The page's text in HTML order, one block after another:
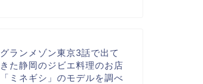
グランメゾン東京3話で出て
きた静岡のジビエ料理のお店
「ミネギシ」のモデルを調べ